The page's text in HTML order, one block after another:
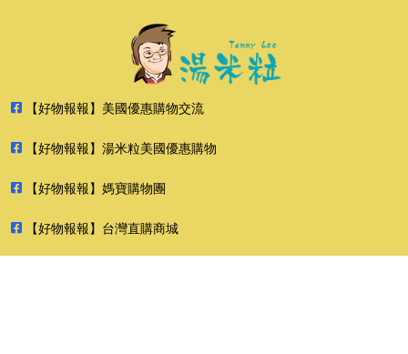
【好物報報】美國優惠購物交流
【好物報報】湯米粒美國優惠購物
【好物報報】媽寶購物團
【好物報報】台灣直購商城